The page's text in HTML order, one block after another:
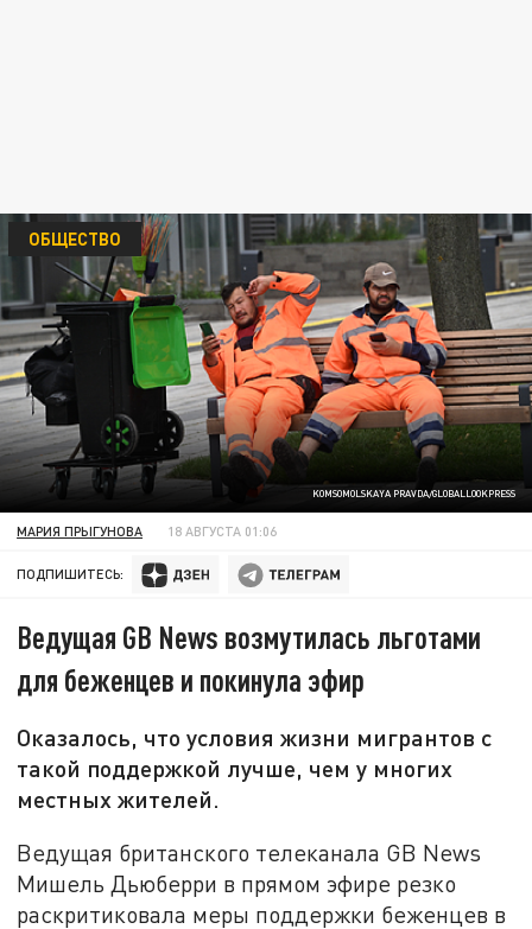
KOMSOMOLSKAYA PRAVDA/GLOBALLOOKPRESS
ОБЩЕСТВО
МАРИЯ ПРЫГУНОВА 18 АВГУСТА 01:06
ПОДПИШИТЕСЬ:
Ведущая GB News возмутилась льготами
для беженцев и покинула эфир
Оказалось, что условия жизни мигрантов с
такой поддержкой лучше, чем у многих
местных жителей.
Ведущая британского телеканала GB News
Мишель Дьюберри в прямом эфире резко
раскритиковала меры поддержки беженцев в